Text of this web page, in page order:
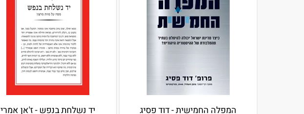
המפלה החמישית - דוד פסיג יד נשלחת בנפש - ז'אן אמרי